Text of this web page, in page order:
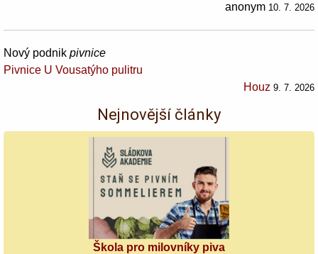
anonym 10. 7. 2026
Nový podnik pivnice
Pivnice U Vousatýho pulitru
Houz 9. 7. 2026
Nejnovější články
Škola pro milovníky piva